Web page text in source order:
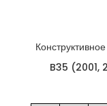
B35 (2001,